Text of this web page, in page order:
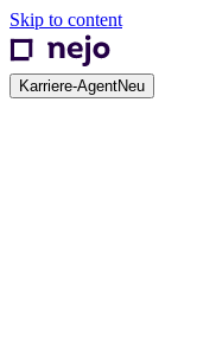
Skip to content
Karriere-AgentNeu